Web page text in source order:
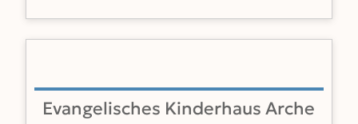
Evangelisches Kinderhaus Arche